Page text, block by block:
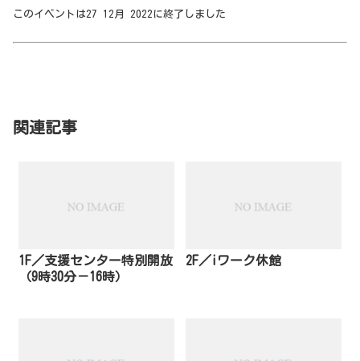
このイベントは27 12月 2022に終了しました
関連記事
1F／支援センター特別開放
（9時30分－16時）
2F／iワーク休館